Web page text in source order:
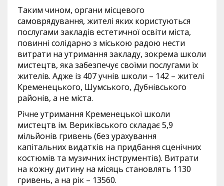
Таким чином, органи місцевого
самоврядування, жителі яких користуються
послугами закладів естетичної освіти міста,
повинні солідарно з міською радою нести
витрати на утримання закладу, зокрема школи
мистецтв, яка забезпечує своїми послугами їх
жителів. Адже із 407 учнів школи – 142 – жителі
Кременецького, Шумського, Дубнівського
районів, а не міста.
Річне утримання Кременецької школи
мистецтв ім. Вериківського складає 5,9
мільйонів гривень (без урахування
капітальних видатків на придбання сценічних
костюмів та музичних інструментів). Витрати
на кожну дитину на місяць становлять 1130
гривень, а на рік – 13560.